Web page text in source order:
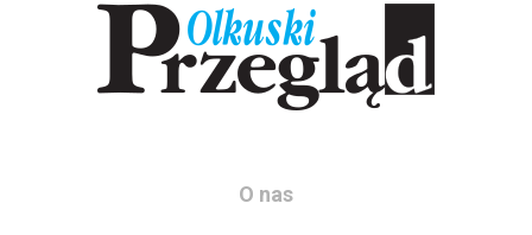
O nas